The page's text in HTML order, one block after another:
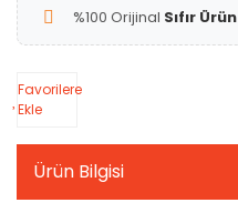
%100 Orijinal Sıfır Ürün
Favorilere
Ekle
Ürün Bilgisi